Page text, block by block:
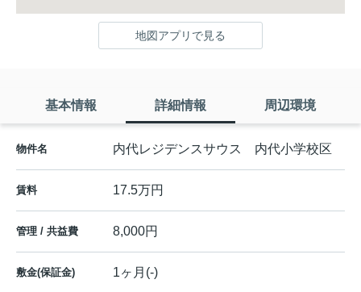
地図アプリで見る
基本情報 詳細情報 周辺環境
物件名 内代レジデンスサウス 内代小学校区
賃料 17.5万円
管理 / 共益費 8,000円
敷金(保証金) 1ヶ月(-)